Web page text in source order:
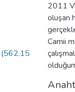
(562.15
2011
oluşan
Camii